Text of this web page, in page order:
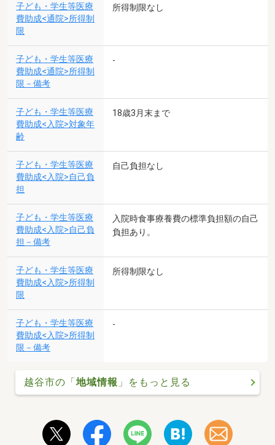
子ども・学生等医療
費助成<通院>所得制
限
所得制限なし
子ども・学生等医療
費助成<通院>所得制
限－備考
-
子ども・学生等医療
費助成<入院>対象年
齢
18歳3月末まで
子ども・学生等医療
費助成<入院>自己負
担
自己負担なし
子ども・学生等医療
費助成<入院>自己負
担－備考
入院時食事療養費の標準負担額の自己
負担あり。
子ども・学生等医療
費助成<入院>所得制
限
所得制限なし
子ども・学生等医療
費助成<入院>所得制
限－備考
-
越谷市の「 地域情報 」をもっと見る